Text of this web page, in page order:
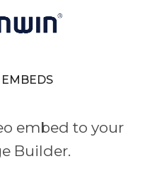
embed to your
Builder.